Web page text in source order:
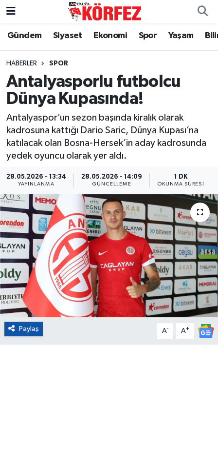
Gündem Siyaset Ekonomi Spor Yaşam
HABERLER SPOR
Antalyasporlu futbolcu
Dünya Kupasında!
Antalyaspor’un sezon başında kiralık olarak
kadrosuna kattığı Dario Saric, Dünya Kupası’na
katılacak olan Bosna-Hersek’in aday kadrosunda
yedek oyuncu olarak yer aldı.
28.05.2026 - 13:34
YAYINLANMA
28.05.2026 - 14:09
GÜNCELLEME
1 DK
OKUNMA SÜRESI
Paylaş A- A+
Gündem
Siyaset
Yerel Yönetim
Yaşam
Asayiş
Dünya
Eğitim
Sağlık
Magazin
Turizm
Çevre
Nöbetçi Eczaneler
Hava Durumu
Trafik Durumu
Tüm Manşetler
Son Dakika Haberleri
Haber Arşivi